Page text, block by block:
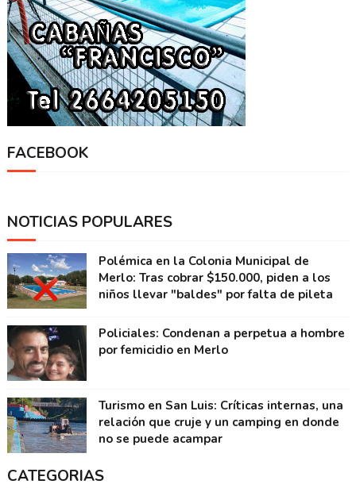
FACEBOOK
NOTICIAS POPULARES
Polémica en la Colonia Municipal de
Merlo: Tras cobrar $150.000, piden a los
niños llevar "baldes" por falta de pileta
Policiales: Condenan a perpetua a hombre
por femicidio en Merlo
Turismo en San Luis: Críticas internas, una
relación que cruje y un camping en donde
no se puede acampar
CATEGORIAS